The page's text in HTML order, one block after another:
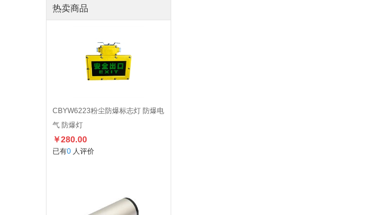
热卖商品
CBYW6223粉尘防爆标志灯 防爆电
气 防爆灯
￥280.00
已有0 人评价